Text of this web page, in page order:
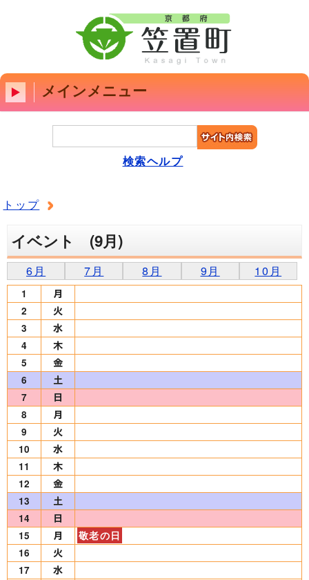
メインメニュー
検索ヘルプ
トップ
イベント (9月)
6月 7月 8月 9月 10月
1
2
3
4
5
6
7
8
9
10
11
12
13
14
15
敬老の日
16
17